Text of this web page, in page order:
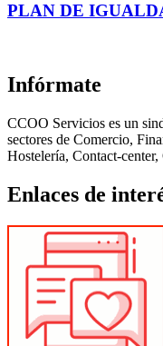
PLAN DE
Infórmate
CCOO Servicios es un
sectores de Comercio,
Hostelería, Contact-
Enlaces de